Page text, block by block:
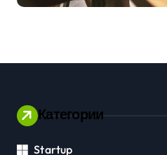
Категории
Startup